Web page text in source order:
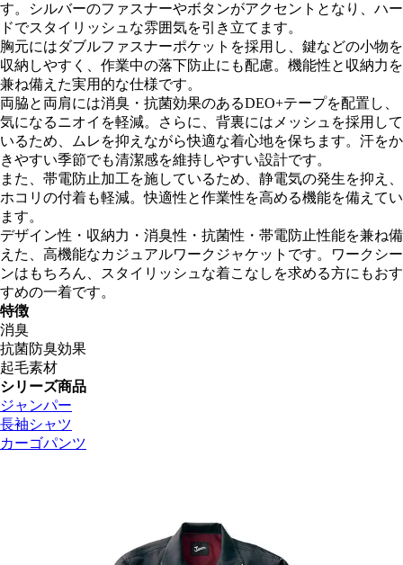
す。シルバーのファスナーやボタンがアクセントとなり、ハー
ドでスタイリッシュな雰囲気を引き立てます。
胸元にはダブルファスナーポケットを採用し、鍵などの小物を
収納しやすく、作業中の落下防止にも配慮。機能性と収納力を
兼ね備えた実用的な仕様です。
両脇と両肩には消臭・抗菌効果のあるDEO+テープを配置し、
気になるニオイを軽減。さらに、背裏にはメッシュを採用して
いるため、ムレを抑えながら快適な着心地を保ちます。汗をか
きやすい季節でも清潔感を維持しやすい設計です。
また、帯電防止加工を施しているため、静電気の発生を抑え、
ホコリの付着も軽減。快適性と作業性を高める機能を備えてい
ます。
デザイン性・収納力・消臭性・抗菌性・帯電防止性能を兼ね備
えた、高機能なカジュアルワークジャケットです。ワークシー
ンはもちろん、スタイリッシュな着こなしを求める方にもおす
すめの一着です。
特徴
消臭
抗菌防臭効果
起毛素材
シリーズ商品
ジャンパー
長袖シャツ
カーゴパンツ